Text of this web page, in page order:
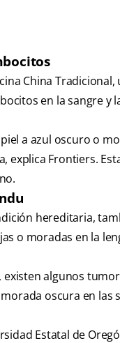
China
en la sangre y
a azul oscuro o
explica Frontiers.
hereditaria,
o moradas en la
existen algunos
oscura en las
Estatal de